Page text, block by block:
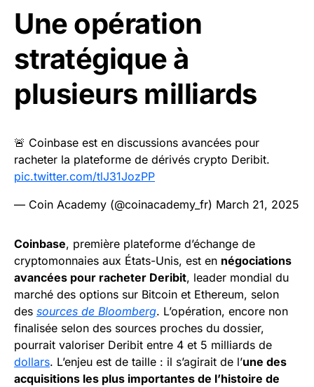
Une opération
stratégique à
plusieurs milliards
🚨 Coinbase est en discussions avancées pour
racheter la plateforme de dérivés crypto Deribit.
pic.twitter.com/tlJ31JozPP
— Coin Academy (@coinacademy_fr) March 21, 2025
Coinbase, première plateforme d’échange de
cryptomonnaies aux États-Unis, est en négociations
avancées pour racheter Deribit, leader mondial du
marché des options sur Bitcoin et Ethereum, selon
des sources de Bloomberg. L’opération, encore non
finalisée selon des sources proches du dossier,
pourrait valoriser Deribit entre 4 et 5 milliards de
dollars. L’enjeu est de taille : il s’agirait de l’une des
acquisitions les plus importantes de l’histoire de